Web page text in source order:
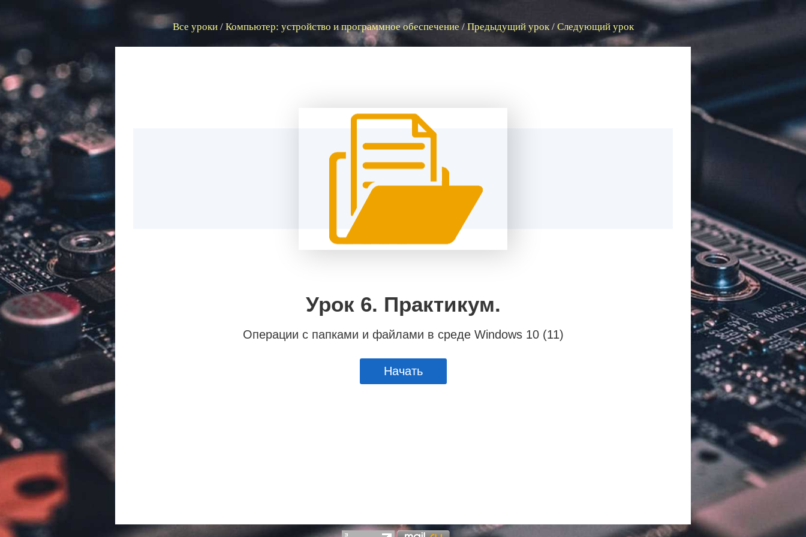
Все уроки/ Компьютер: устройство и программное обеспечение /Предыдущий урок/ Следующий урок